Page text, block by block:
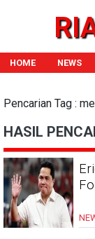
HOME
NEWS
Pencarian Tag :
HASIL